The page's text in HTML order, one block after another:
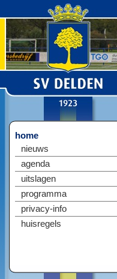
home
nieuws
agenda
uitslagen
programma
privacy-info
huisregels